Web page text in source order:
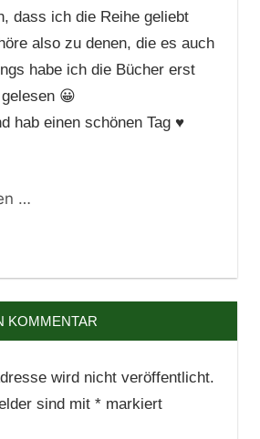
dass ich die Reihe geliebt
also zu denen, die es auch
habe ich die Bücher erst
😀
hab einen schönen Tag ♥
…
KOMMENTAR
wird nicht veröffentlicht.
sind mit *markiert